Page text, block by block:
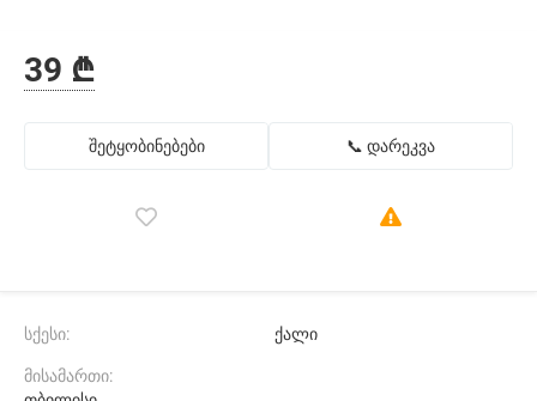
39 ₾
შეტყობინებები 📞 დარეკვა
სქესი: ქალი
მისამართი: